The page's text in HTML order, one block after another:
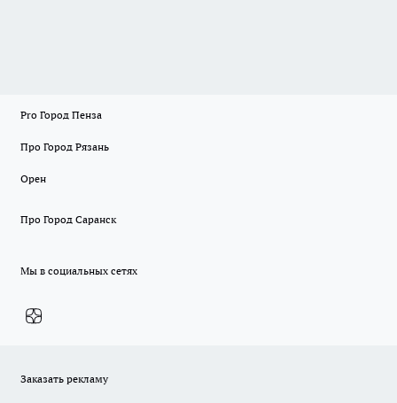
Pro Город Пенза
Про Город Рязань
Орен
Про Город Саранск
Мы в социальных сетях
Заказать рекламу